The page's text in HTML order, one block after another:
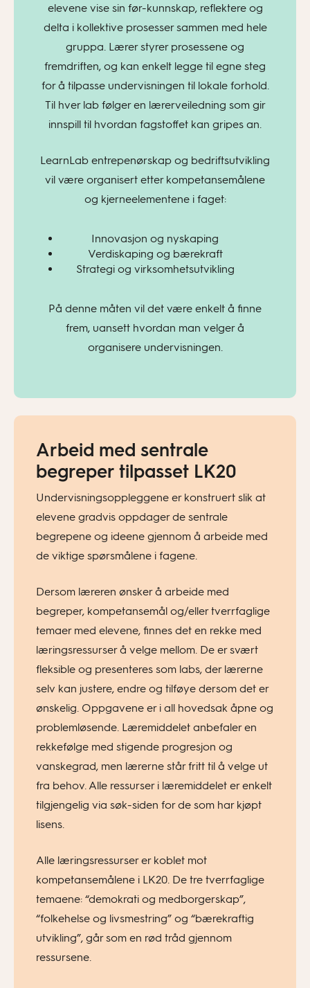
elevene vise sin før-kunnskap, reflektere og
delta i kollektive prosesser sammen med hele
gruppa. Lærer styrer prosessene og
fremdriften, og kan enkelt legge til egne steg
for å tilpasse undervisningen til lokale forhold.
Til hver lab følger en lærerveiledning som gir
innspill til hvordan fagstoffet kan gripes an.
LearnLab entrepenørskap og bedriftsutvikling
vil være organisert etter kompetansemålene
og kjerneelementene i faget:
Innovasjon og nyskaping
Verdiskaping og bærekraft
Strategi og virksomhetsutvikling
På denne måten vil det være enkelt å finne
frem, uansett hvordan man velger å
organisere undervisningen.
Arbeid med sentrale
begreper tilpasset LK20
Undervisningsoppleggene er konstruert slik at
elevene gradvis oppdager de sentrale
begrepene og ideene gjennom å arbeide med
de viktige spørsmålene i fagene.
Dersom læreren ønsker å arbeide med
begreper, kompetansemål og/eller tverrfaglige
temaer med elevene, finnes det en rekke med
læringsressurser å velge mellom. De er svært
fleksible og presenteres som labs, der lærerne
selv kan justere, endre og tilføye dersom det er
ønskelig. Oppgavene er i all hovedsak åpne og
problemløsende. Læremiddelet anbefaler en
rekkefølge med stigende progresjon og
vanskegrad, men lærerne står fritt til å velge ut
fra behov. Alle ressurser i læremiddelet er enkelt
tilgjengelig via søk-siden for de som har kjøpt
lisens.
Alle læringsressurser er koblet mot
kompetansemålene i LK20. De tre tverrfaglige
temaene: “demokrati og medborgerskap”,
“folkehelse og livsmestring” og “bærekraftig
utvikling”, går som en rød tråd gjennom
ressursene.